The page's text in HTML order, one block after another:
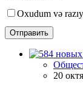
Oxudum və
Отправить
20